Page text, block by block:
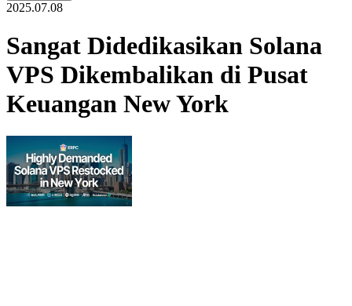
2025.07.08
Sangat Didedikasikan Solana
VPS Dikembalikan di Pusat
Keuangan New York